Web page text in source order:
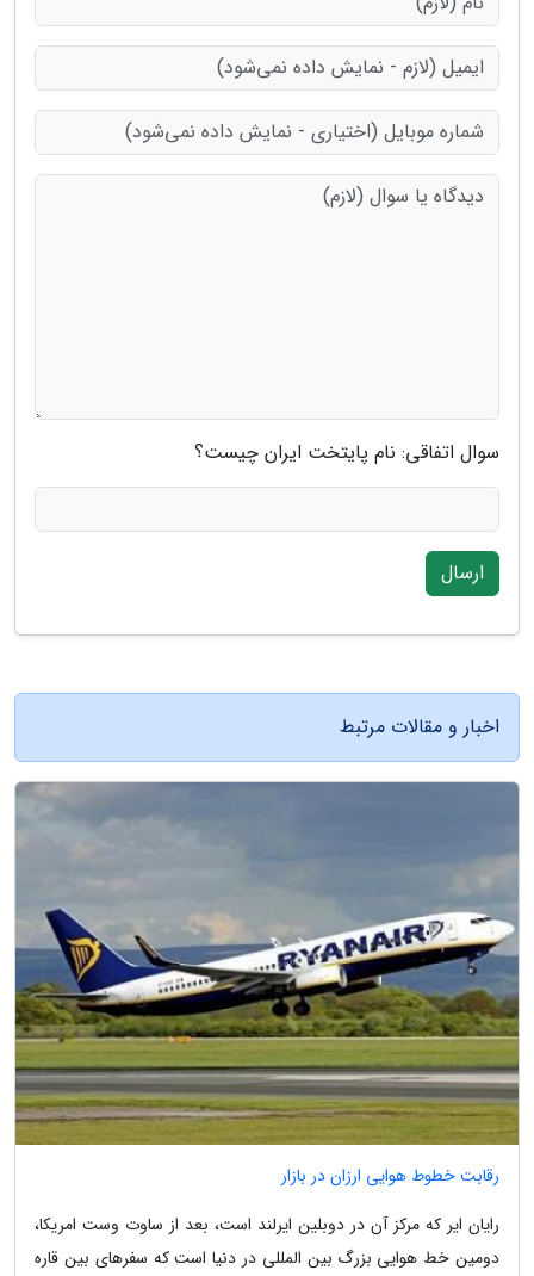
سوال اتفاقی: نام پایتخت ایران چیست؟
ارسال
اخبار و مقالات مرتبط
رقابت خطوط هوایی ارزان در بازار
رایان ایر که مرکز آن در دوبلین ایرلند است، بعد از ساوت وست امریکا،
دومین خط هوایی بزرگ بین المللی در دنیا است که سفرهای بین قاره